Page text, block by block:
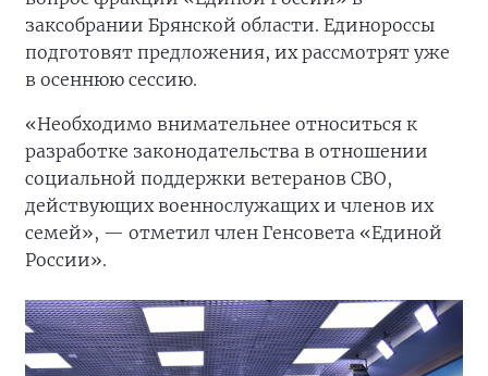
заксобрании Брянской области. Единороссы
подготовят предложения, их рассмотрят уже
в осеннюю сессию.
«Необходимо внимательнее относиться к
разработке законодательства в отношении
социальной поддержки ветеранов СВО,
действующих военнослужащих и членов их
семей», — отметил член Генсовета «Единой
России».